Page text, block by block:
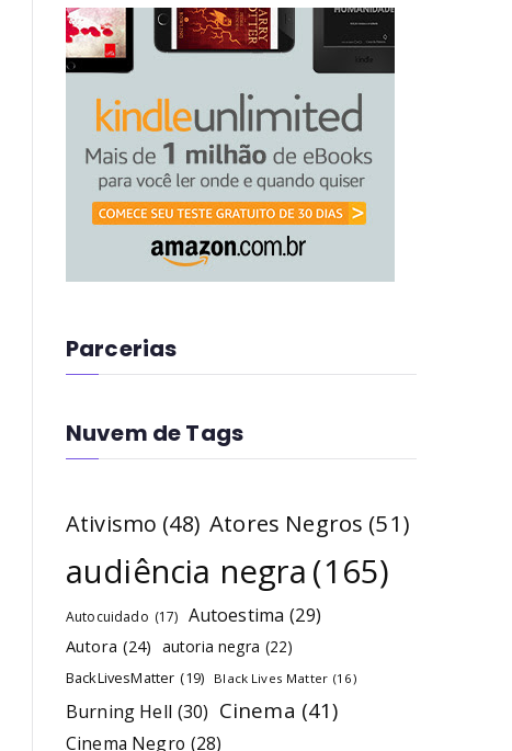
Parcerias
Nuvem de Tags
Ativismo (48) Atores Negros (51)
audiência negra (165)
Autocuidado (17) Autoestima (29)
Autora (24) autoria negra (22)
BackLivesMatter (19) Black Lives Matter (16)
Burning Hell (30) Cinema (41)
Cinema Negro (28)